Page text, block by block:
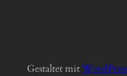
Gestaltet mitWordPress